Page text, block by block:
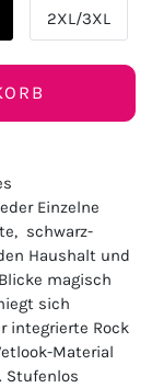
2XL/3XL
Einzelne
schwarz-
Haushalt und
magisch
sich
integrierte Rock
Material
Stufenlos